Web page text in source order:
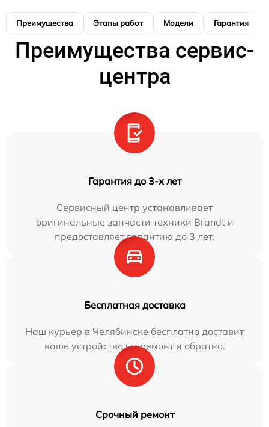
Преимущества Этапы работ Модели Гарантия
Преимущества сервис-
центра
Гарантия до 3-х лет
Сервисный центр устанавливает
оригинальные запчасти техники Brandt и
предоставляет гарантию до 3 лет.
Бесплатная доставка
Наш курьер в Челябинске бесплатно доставит
ваше устройство на ремонт и обратно.
Срочный ремонт